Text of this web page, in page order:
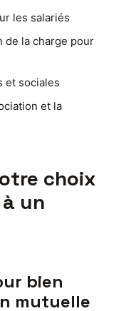
les salariés
de la charge pour
et sociales
et la
choix
un
bien
mutuelle